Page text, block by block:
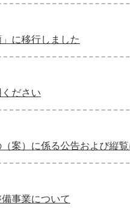
に移行しました
ください
案）に係る公告および縦
事業について